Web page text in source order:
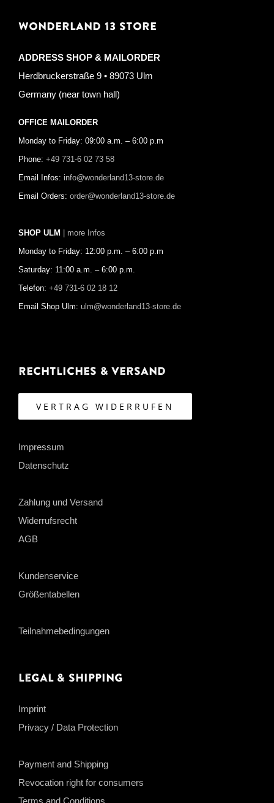
WONDERLAND 13 STORE
ADDRESS SHOP & MAILORDER
Herdbruckerstraße 9 • 89073 Ulm
Germany (near town hall)
OFFICE MAILORDER
Monday to Friday: 09:00 a.m. – 6:00 p.m
Phone: +49 731-6 02 73 58
Email Infos: info@wonderland13-store.de
Email Orders: order@wonderland13-store.de
SHOP ULM | more Infos
Monday to Friday: 12:00 p.m. – 6:00 p.m
Saturday: 11:00 a.m. – 6:00 p.m.
Telefon: +49 731-6 02 18 12
Email Shop Ulm: ulm@wonderland13-store.de
Rechtliches & Versand
VERTRAG WIDERRUFEN
Impressum
Datenschutz
Zahlung und Versand
Widerrufsrecht
AGB
Kundenservice
Größentabellen
Teilnahmebedingungen
Legal & Shipping
Imprint
Privacy / Data Protection
Payment and Shipping
Revocation right for consumers
Terms and Conditions